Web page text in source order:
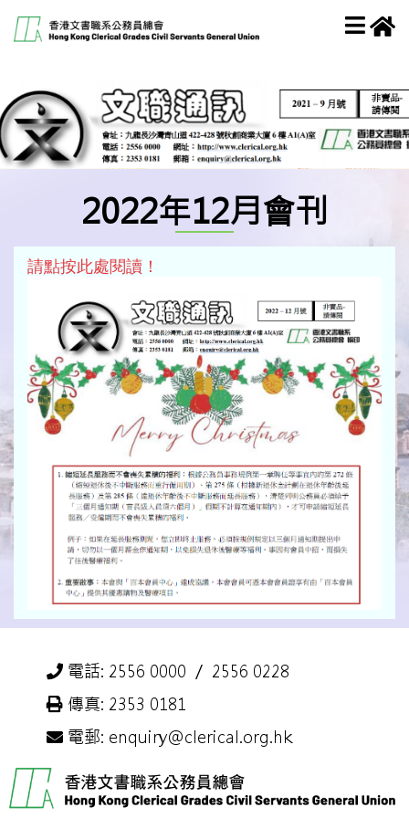
2022年12月會刊
請點按此處閱讀！
電話: 2556 0000 ／ 2556 0228
傳真: 2353 0181
電郵: enquiry@clerical.org.hk